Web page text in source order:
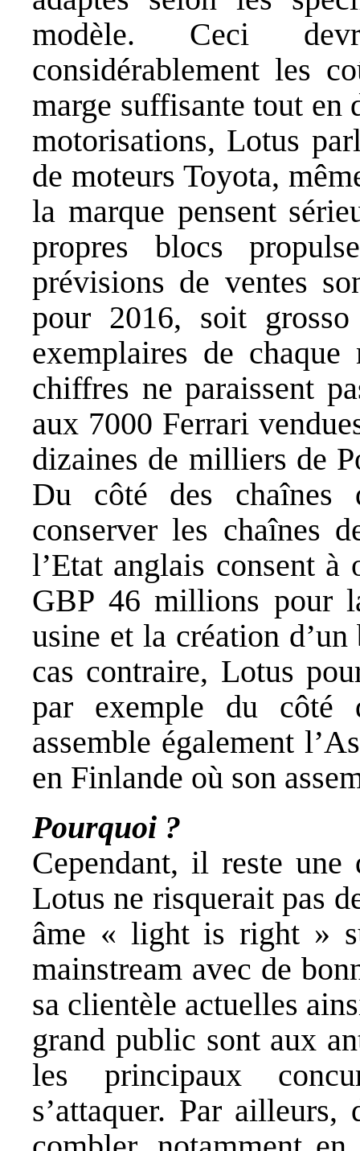
modèle. Ceci
considérablement les
marge suffisante tout
motorisations, Lotus
de moteurs Toyota,
la marque pensent
propres blocs
prévisions de ventes
pour 2016, soit
exemplaires de
chiffres ne paraissent
aux 7000 Ferrari
dizaines de milliers de
Du côté des chaînes
conserver les chaînes
l’Etat anglais consent
GBP 46 millions pour
usine et la création
cas contraire, Lotus
par exemple du côté
assemble également
en Finlande où son
Pourquoi ?
Cependant, il reste
Lotus ne risquerait pas
âme « light is right »
mainstream avec de
sa clientèle actuelles
grand public sont aux
les principaux
s’attaquer. Par ailleurs,